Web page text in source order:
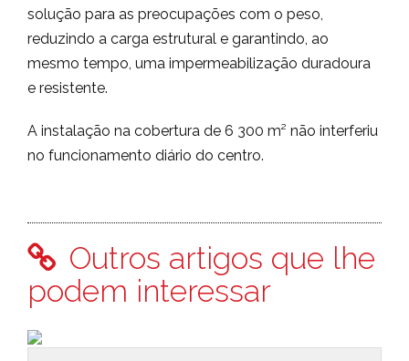
solução para as preocupações com o peso,
reduzindo a carga estrutural e garantindo, ao
mesmo tempo, uma impermeabilização duradoura
e resistente.
A instalação na cobertura de 6 300 m² não interferiu
no funcionamento diário do centro.
Outros artigos que lhe
podem interessar